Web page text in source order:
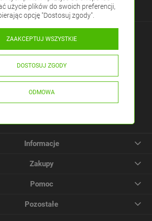
pon. - pt.: 8:00 - 16:00
32-310 Klucze, Polska
Informacje
Zakupy
Pomoc
Pozostałe
użycie plików do swoich preferencji,
opcję "Dostosuj zgody".
ODMOWA
DOSTOSUJ ZGODY
ZAAKCEPTUJ WSZYSTKIE